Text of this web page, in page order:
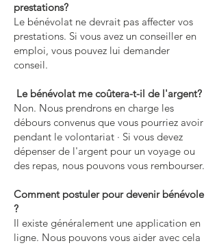
prestations?
Le bénévolat ne devrait pas affecter vos
prestations. Si vous avez un conseiller en
emploi, vous pouvez lui demander
conseil.
Le bénévolat me coûtera-t-il de l'argent?
Non. Nous prendrons en charge les
débours convenus que vous pourriez avoir
pendant le volontariat · Si vous devez
dépenser de l'argent pour un voyage ou
des repas, nous pouvons vous rembourser.
Comment postuler pour devenir bénévole
?
Il existe généralement une application en
ligne. Nous pouvons vous aider avec cela